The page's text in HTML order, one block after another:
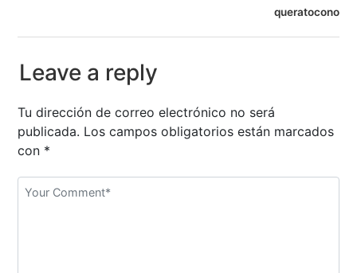
e
g
a
c
i
ó
queratocono
Leave a reply
Tu dirección de correo electrónico no será
publicada. Los campos obligatorios están marcados
con *